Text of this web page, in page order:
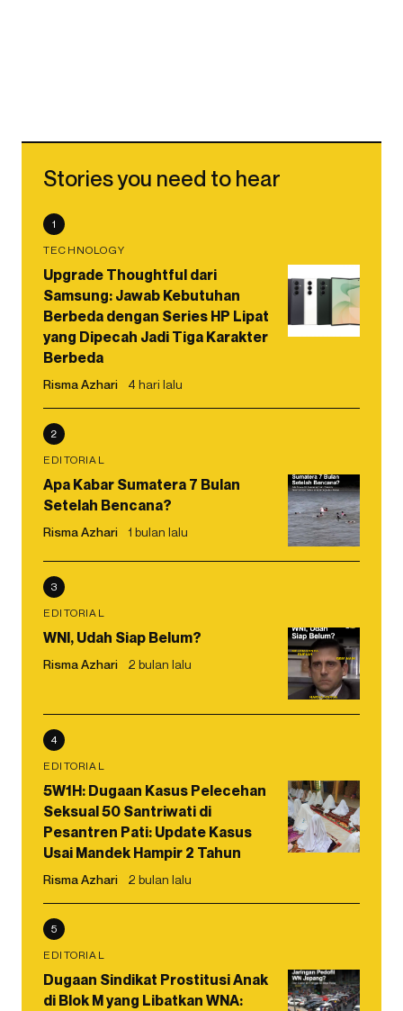
Stories you need to hear
1
TECHNOLOGY
Upgrade Thoughtful dari
Samsung: Jawab Kebutuhan
Berbeda dengan Series HP Lipat
yang Dipecah Jadi Tiga Karakter
Berbeda
Risma Azhari 4 hari lalu
2
EDITORIAL
Apa Kabar Sumatera 7 Bulan
Setelah Bencana?
Risma Azhari 1 bulan lalu
3
EDITORIAL
WNI, Udah Siap Belum?
Risma Azhari 2 bulan lalu
4
EDITORIAL
5W1H: Dugaan Kasus Pelecehan
Seksual 50 Santriwati di
Pesantren Pati: Update Kasus
Usai Mandek Hampir 2 Tahun
Risma Azhari 2 bulan lalu
5
EDITORIAL
Dugaan Sindikat Prostitusi Anak
di Blok M yang Libatkan WNA: